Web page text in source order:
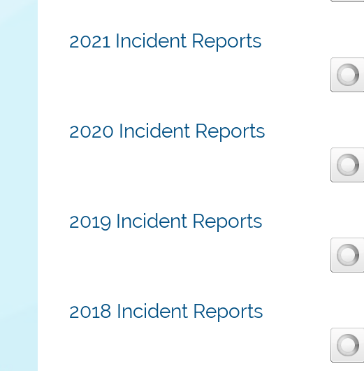
2021 Incident Reports
2020 Incident Reports
2019 Incident Reports
2018 Incident Reports